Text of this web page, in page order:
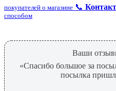
покупателей о магазине 📞
способом
Ваши
«Спасибо большое за
посылка